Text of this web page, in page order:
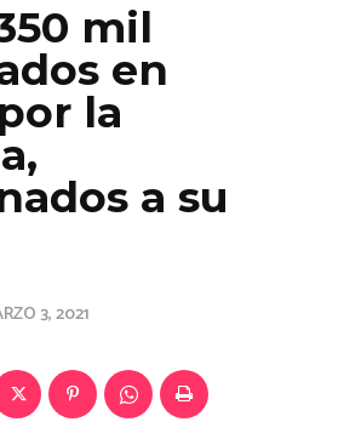
mil
en
la
a su
3, 2021